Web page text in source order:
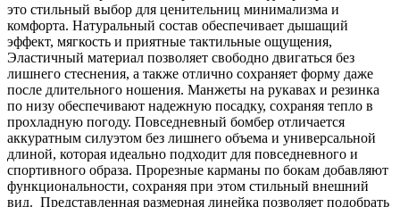
это стильный выбор для ценительниц минимализма и
комфорта. Натуральный состав обеспечивает дышащий
эффект, мягкость и приятные тактильные ощущения,
Эластичный материал позволяет свободно двигаться без
лишнего стеснения, а также отлично сохраняет форму даже
после длительного ношения. Манжеты на рукавах и резинка
по низу обеспечивают надежную посадку, сохраняя тепло в
прохладную погоду. Повседневный бомбер отличается
аккуратным силуэтом без лишнего объема и универсальной
длиной, которая идеально подходит для повседневного и
спортивного образа. Прорезные карманы по бокам добавляют
функциональности, сохраняя при этом стильный внешний
вид. Представленная размерная линейка позволяет подобрать